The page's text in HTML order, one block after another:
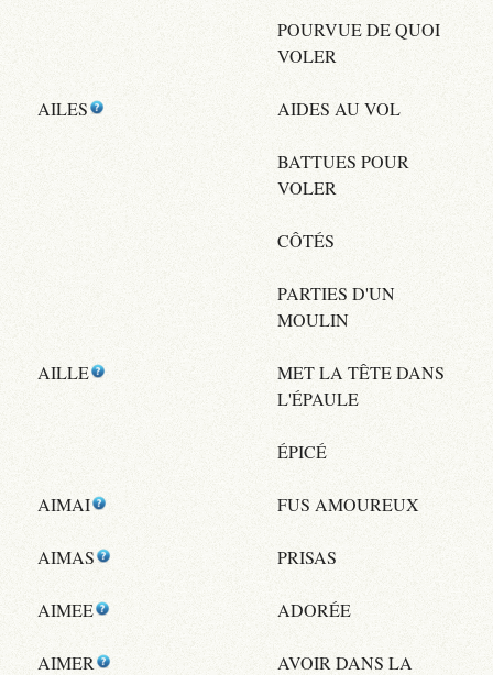
POURVUE DE QUOI
VOLER
AILES AIDES AU VOL
BATTUES POUR
VOLER
CÔTÉS
PARTIES D'UN
MOULIN
AILLE
MET LA TÊTE DANS
L'ÉPAULE
ÉPICÉ
AIMAI FUS AMOUREUX
AIMAS PRISAS
AIMEE ADORÉE
AIMER
AVOIR DANS LA